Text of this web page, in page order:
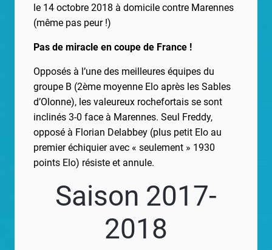
le 14 octobre 2018 à domicile contre Marennes
(même pas peur !)
Pas de miracle en coupe de France !
Opposés à l’une des meilleures équipes du
groupe B (2ème moyenne Elo après les Sables
d’Olonne), les valeureux rochefortais se sont
inclinés 3-0 face à Marennes. Seul Freddy,
opposé à Florian Delabbey (plus petit Elo au
premier échiquier avec « seulement » 1930
points Elo) résiste et annule.
Saison 2017-
2018